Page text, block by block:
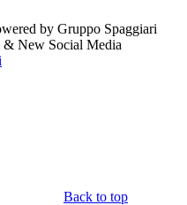
by Gruppo Spaggiari
& New Social Media
Back to top